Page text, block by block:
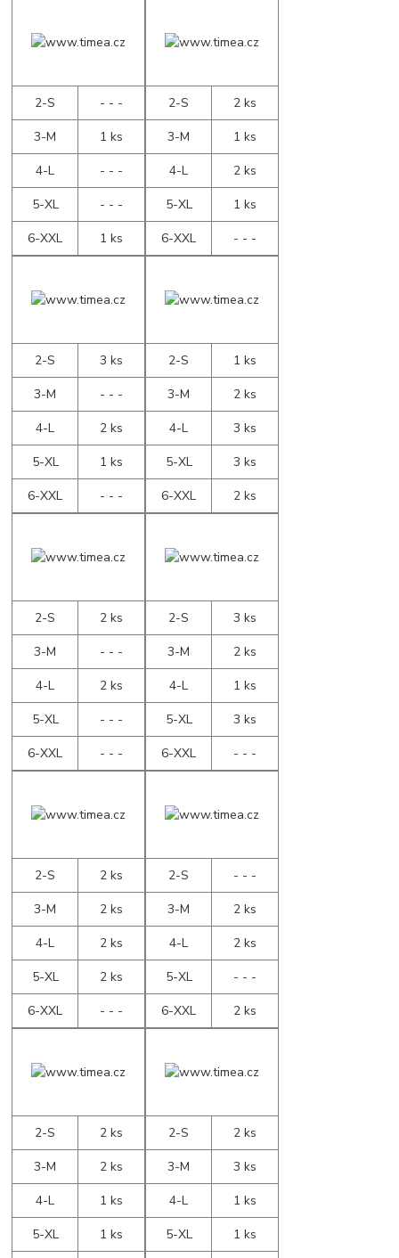
2-S
- - -
3-M
1 ks
4-L
- - -
5-XL
- - -
6-XXL
1 ks
2-S
2 ks
3-M
1 ks
4-L
2 ks
5-XL
1 ks
6-XXL
- - -
2-S
3 ks
3-M
- - -
4-L
2 ks
5-XL
1 ks
6-XXL
- - -
2-S
1 ks
3-M
2 ks
4-L
3 ks
5-XL
3 ks
6-XXL
2 ks
2-S
2 ks
3-M
- - -
4-L
2 ks
5-XL
- - -
6-XXL
- - -
2-S
3 ks
3-M
2 ks
4-L
1 ks
5-XL
3 ks
6-XXL
- - -
2-S
2 ks
3-M
2 ks
4-L
2 ks
5-XL
2 ks
6-XXL
- - -
2-S
- - -
3-M
2 ks
4-L
2 ks
5-XL
- - -
6-XXL
2 ks
2-S
2 ks
3-M
2 ks
4-L
1 ks
5-XL
1 ks
2-S
2 ks
3-M
3 ks
4-L
1 ks
5-XL
1 ks